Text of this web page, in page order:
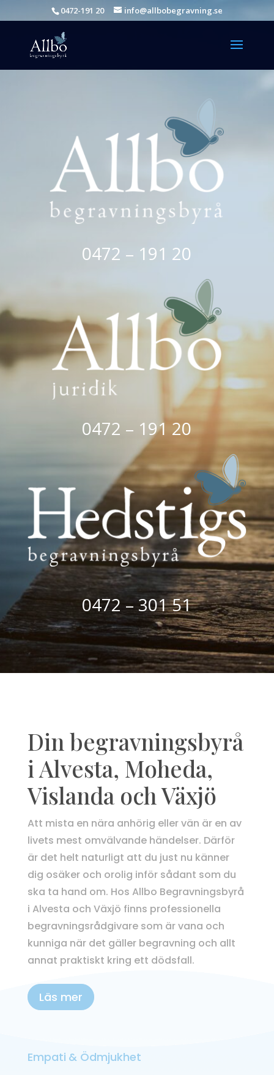
0472-191 20 info@allbobegravning.se
0472 – 191 20
0472 – 191 20
0472 – 301 51
Din begravningsbyrå
i Alvesta, Moheda,
Vislanda och Växjö
Att mista en nära anhörig eller vän är en av
livets mest omvälvande händelser. Därför
är det helt naturligt att du just nu känner
dig osäker och orolig inför sådant som du
ska ta hand om. Hos Allbo Begravningsbyrå
i Alvesta och Växjö finns professionella
begravningsrådgivare som är vana och
kunniga när det gäller begravning och allt
annat praktiskt kring ett dödsfall.
Läs mer
Empati & Ödmjukhet